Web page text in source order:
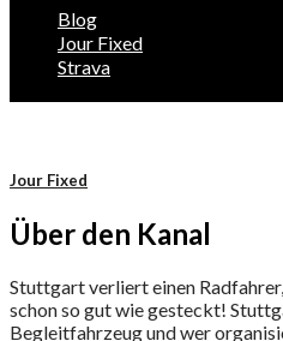
Blog
Jour Fixed
Strava
Jour Fixed
Über den Kanal
Stuttgart verliert einen
schon so gut wie gesteckt!
Begleitfahrzeug und wer